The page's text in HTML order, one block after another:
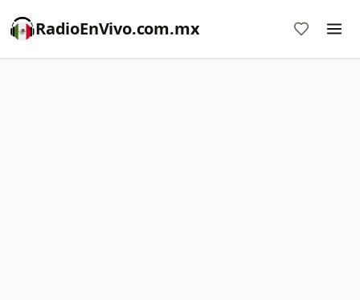
RadioEnVivo.com.mx